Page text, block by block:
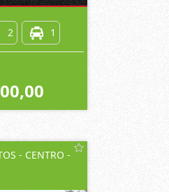
2 1
- CENTRO -